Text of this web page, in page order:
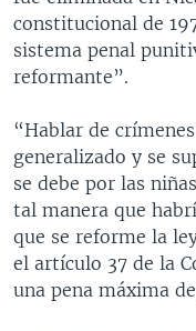
constitucional de
sistema penal
reformante”.
“Hablar de
generalizado y se
se debe por las
tal manera que
que se reforme la
el artículo 37 de la
una pena máxima